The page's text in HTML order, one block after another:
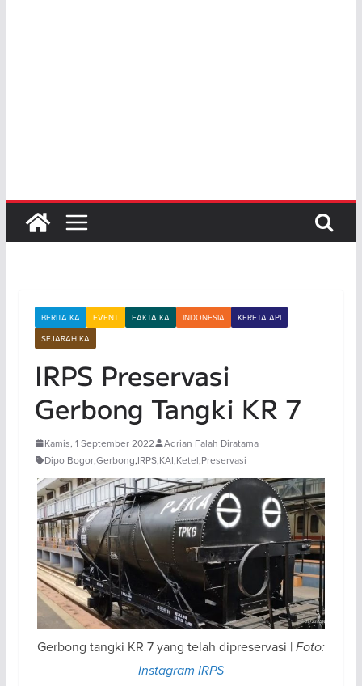
BERITA KA EVENT FAKTA KA INDONESIA
KERETA API
SEJARAH KA
IRPS Preservasi
Gerbong Tangki KR 7
Kamis, 1 September 2022
Adrian Falah Diratama
Dipo Bogor,Gerbong,IRPS,KAI,Ketel,Preservasi
Gerbong tangki KR 7 yang telah dipreservasi | Foto:
Instagram IRPS